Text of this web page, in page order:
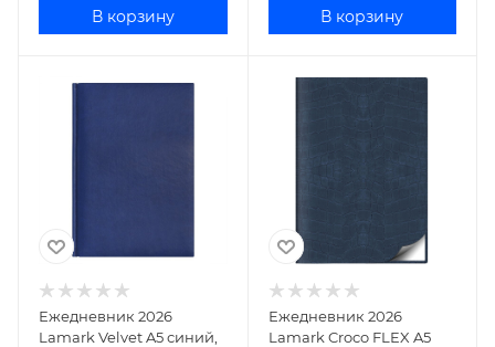
В корзину В корзину
Ежедневник 2026
Lamark Velvet A5 синий,
Ежедневник 2026
Lamark Croco FLEX A5